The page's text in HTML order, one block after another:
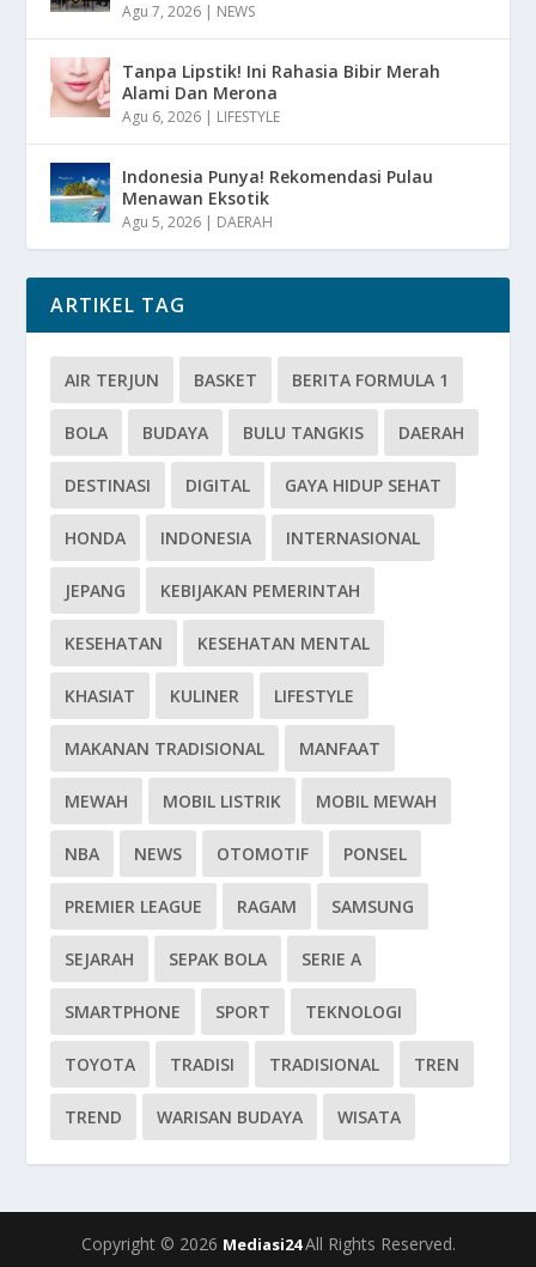
Agu 7, 2026 | NEWS
Tanpa Lipstik! Ini Rahasia Bibir Merah
Alami Dan Merona
Agu 6, 2026 | LIFESTYLE
Indonesia Punya! Rekomendasi Pulau
Menawan Eksotik
Agu 5, 2026 | DAERAH
ARTIKEL TAG
AIR TERJUN BASKET BERITA FORMULA 1
BOLA BUDAYA BULU TANGKIS DAERAH
DESTINASI DIGITAL GAYA HIDUP SEHAT
HONDA INDONESIA INTERNASIONAL
JEPANG KEBIJAKAN PEMERINTAH
KESEHATAN KESEHATAN MENTAL
KHASIAT KULINER LIFESTYLE
MAKANAN TRADISIONAL MANFAAT
MEWAH MOBIL LISTRIK MOBIL MEWAH
NBA NEWS OTOMOTIF PONSEL
PREMIER LEAGUE RAGAM SAMSUNG
SEJARAH SEPAK BOLA SERIE A
SMARTPHONE SPORT TEKNOLOGI
TOYOTA TRADISI TRADISIONAL TREN
TREND WARISAN BUDAYA WISATA
Copyright © 2026 Mediasi24All Rights Reserved.